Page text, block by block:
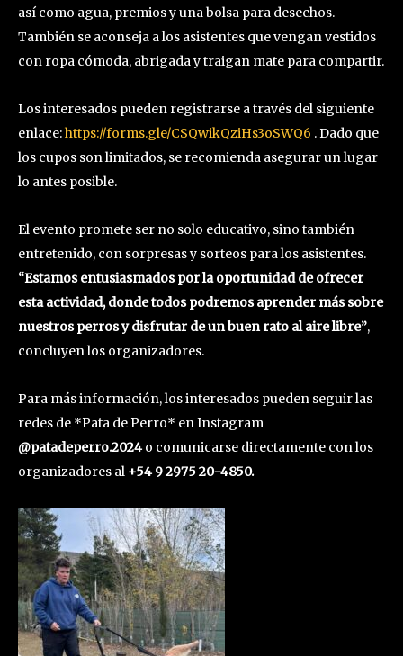
así como agua, premios y una bolsa para desechos.
También se aconseja a los asistentes que vengan vestidos
con ropa cómoda, abrigada y traigan mate para compartir.
Los interesados pueden registrarse a través del siguiente
enlace:https://forms.gle/CSQwikQziHs3oSWQ6 . Dado que
los cupos son limitados, se recomienda asegurar un lugar
lo antes posible.
El evento promete ser no solo educativo, sino también
entretenido, con sorpresas y sorteos para los asistentes.
“Estamos entusiasmados por la oportunidad de ofrecer
esta actividad, donde todos podremos aprender más sobre
nuestros perros y disfrutar de un buen rato al aire libre”,
concluyen los organizadores.
Para más información, los interesados pueden seguir las
redes de *Pata de Perro* en Instagram
@patadeperro.2024 o comunicarse directamente con los
organizadores al +54 9 2975 20-4850.